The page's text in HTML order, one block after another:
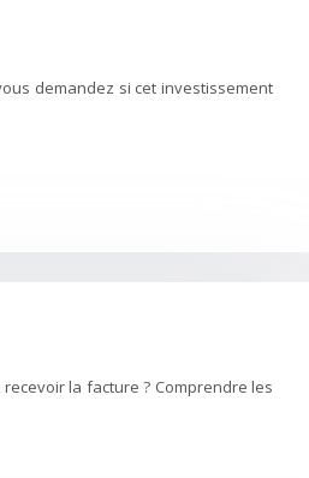
demandez si cet investissement
la facture ? Comprendre les